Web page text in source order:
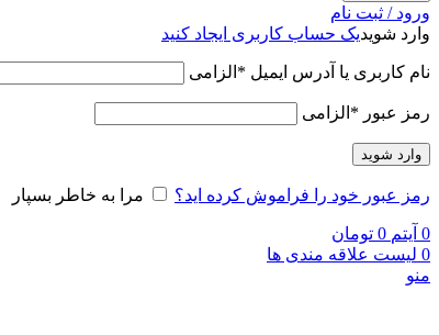
ورود / ثبت نام
وارد شویدیک حساب کاربری ایجاد کنید
نام کاربری یا آدرس ایمیل * الزامی
رمز عبور * الزامی
وارد شوید
رمز عبور خود را فراموش کرده اید؟ مرا به خاطر بسپار
0 آیتم 0 تومان
0 لیست علاقه مندی ها
منو